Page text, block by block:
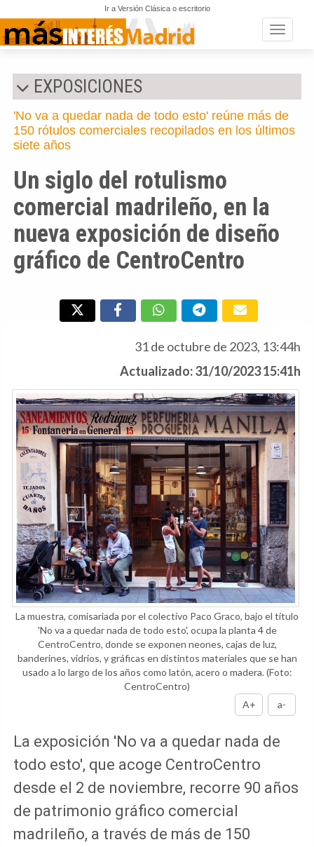
Ir a Versión Clásica o escritorio
Toggle
EXPOSICIONES
'No va a quedar nada de todo esto' reúne más de
150 rótulos comerciales recopilados en los últimos
siete años
Un siglo del rotulismo
comercial madrileño, en la
nueva exposición de diseño
gráfico de CentroCentro
31 de octubre de 2023, 13:44h
Actualizado: 31/10/2023 15:41h
La muestra, comisariada por el colectivo Paco Graco, bajo el título
'No va a quedar nada de todo esto', ocupa la planta 4 de
CentroCentro, donde se exponen neones, cajas de luz,
banderines, vidrios, y gráficas en distintos materiales que se han
usado a lo largo de los años como latón, acero o madera.(Foto:
CentroCentro)
A+
a-
La exposición 'No va a quedar nada de
todo esto', que acoge CentroCentro
desde el 2 de noviembre, recorre 90 años
de patrimonio gráfico comercial
madrileño, a través de más de 150